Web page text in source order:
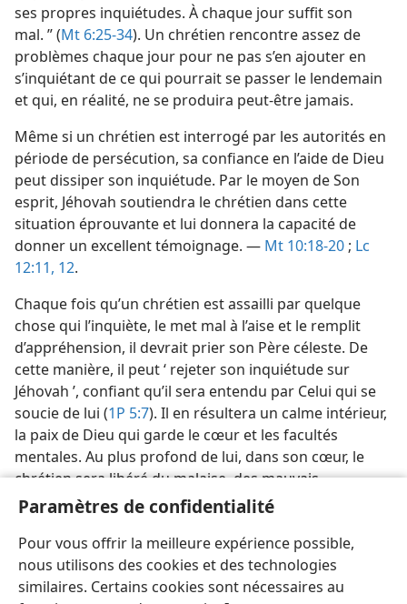
Paramètres de confidentialité
Pour vous offrir la meilleure expérience possible,
nous utilisons des cookies et des technologies
similaires. Certains cookies sont nécessaires au
ses propres inquiétudes. À chaque jour suffit son
mal. ” (Mt 6:25-34). Un chrétien rencontre assez de
problèmes chaque jour pour ne pas s’en ajouter en
s’inquiétant de ce qui pourrait se passer le lendemain
et qui, en réalité, ne se produira peut-être jamais.
Même si un chrétien est interrogé par les autorités en
période de persécution, sa confiance en l’aide de Dieu
peut dissiper son inquiétude. Par le moyen de Son
esprit, Jéhovah soutiendra le chrétien dans cette
situation éprouvante et lui donnera la capacité de
donner un excellent témoignage. — Mt 10:18-20 ; Lc
12:11, 12.
Chaque fois qu’un chrétien est assailli par quelque
chose qui l’inquiète, le met mal à l’aise et le remplit
d’appréhension, il devrait prier son Père céleste. De
cette manière, il peut ‘ rejeter son inquiétude sur
Jéhovah ’, confiant qu’il sera entendu par Celui qui se
soucie de lui (1P 5:7). Il en résultera un calme intérieur,
la paix de Dieu qui garde le cœur et les facultés
mentales. Au plus profond de lui, dans son cœur, le
chrétien sera libéré du malaise, des mauvais
pressentiments et de l’affolement ; son esprit ne sera
viennent de l’inquiétude. —Php 4:6, 7.